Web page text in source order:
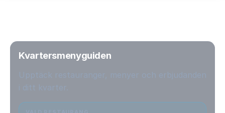
Kvartersmenyguiden